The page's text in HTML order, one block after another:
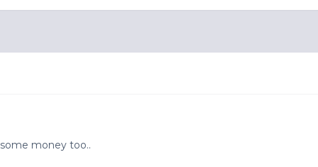
money too..